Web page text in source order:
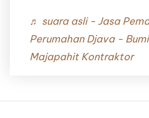
♬ suara asli - Jasa
Perumahan Djava - Bumi
Majapahit Kontraktor